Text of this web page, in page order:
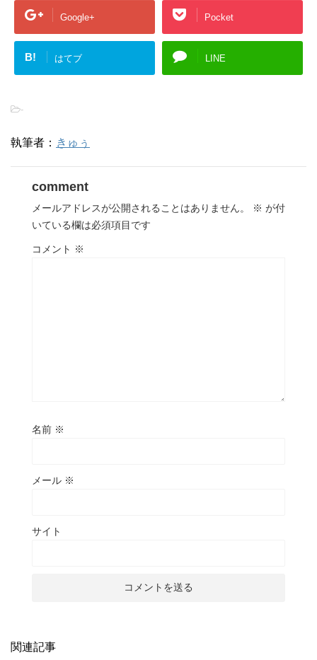
Google+ Pocket
B! はてブ LINE
-
執筆者： きゅぅ
comment
メールアドレスが公開されることはありません。 ※ が付
いている欄は必須項目です
コメント ※
名前 ※
メール ※
サイト
関連記事